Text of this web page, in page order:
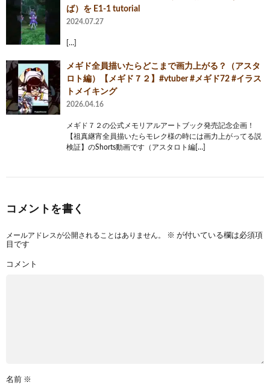
ば）を E1-1 tutorial
2024.07.27
[…]
メギド全員描いたらどこまで画力上がる？（アスタ
ロト編）【メギド７２】#vtuber #メギド72 #イラス
トメイキング
2026.04.16
メギド７２の公式メモリアルアートブック発売記念企画！
【祖真継宵全員描いたらモレク様の時には画力上がってる説
検証】のShorts動画です（アスタロト編[…]
コメントを書く
メールアドレスが公開されることはありません。 ※ が付いている欄は必須項
目です
コメント
名前 ※